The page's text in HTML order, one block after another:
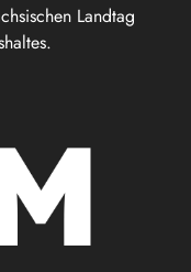
Landtag